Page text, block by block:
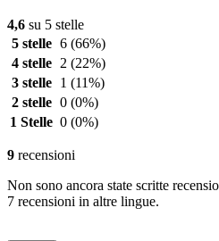
4,6 su 5 stelle
5 stelle 6 (66%)
4 stelle
2 (22%)
3 stelle
1 (11%)
2 stelle 0 (0%)
1 Stelle 0 (0%)
9 recensioni
Non sono ancora state scritte
7 recensioni in altre lingue.